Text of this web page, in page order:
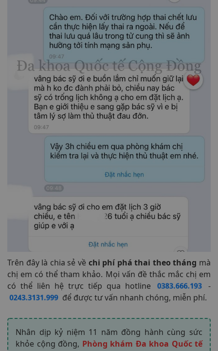
Trên đây là chia sẻ về chi phí phá thai theo tháng mà
chị em có thể tham khảo. Mọi vấn đề thắc mắc chị em
có thể liên hệ trực tiếp qua hotline
0383.666.193 -
0243.3131.999 để được tư vấn nhanh chóng, miễn phí.
Nhân dịp kỷ niệm 11 năm đồng hành cùng sức
khỏe cộng đồng, Phòng khám Đa khoa Quốc tế